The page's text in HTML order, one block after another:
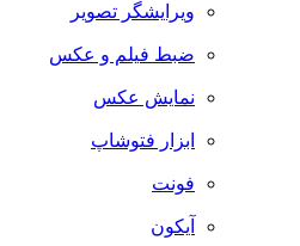
ویرایشگر تصویر
ضبط فيلم و عكس
نمایش عکس
ابزار فتوشاپ
فونت
آیکون